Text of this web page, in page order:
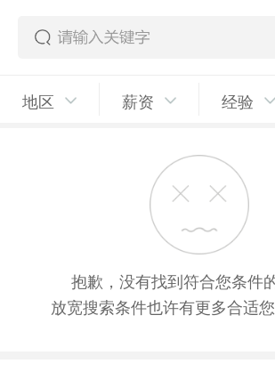
地区 薪资 经验
抱歉，没有找到符合您条件
放宽搜索条件也许有更多合适